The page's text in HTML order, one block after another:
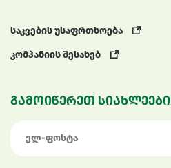
საკვების უსაფრთხოება
კომპანიის შესახებ
გამოიწერეთ სიახლეები